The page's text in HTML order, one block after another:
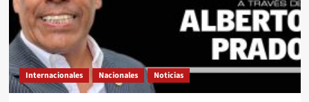
Internacionales Nacionales Noticias